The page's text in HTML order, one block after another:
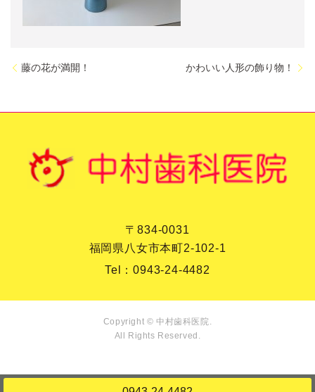
藤の花が満開！ かわいい人形の飾り物！
〒834-0031
福岡県八女市本町2-102-1
Tel：0943-24-4482
Copyright © 中村歯科医院.
All Rights Reserved.